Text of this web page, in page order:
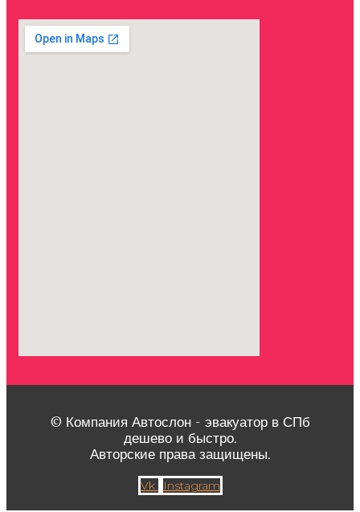
© Компания Автослон - эвакуатор в СПб
дешево и быстро.
Авторские права защищены.
Vk Instagram